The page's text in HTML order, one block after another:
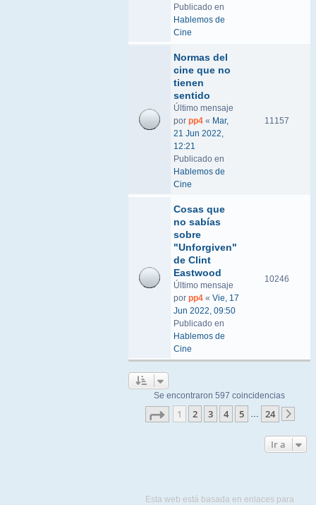
Publicado en
Hablemos de
Cine
Normas del
cine que no
tienen
sentido
Último mensaje
por pp4 « Mar,
21 Jun 2022,
12:21
Publicado en
Hablemos de
Cine
11157
Cosas que
no sabías
sobre
"Unforgiven"
de Clint
Eastwood
Último mensaje
por pp4 « Vie, 17
Jun 2022, 09:50
Publicado en
Hablemos de
Cine
10246
Se encontraron 597 coincidencias
Página de 24
1 2 3 4 5 … 24
Ir a
Esta web está basada en enlaces para